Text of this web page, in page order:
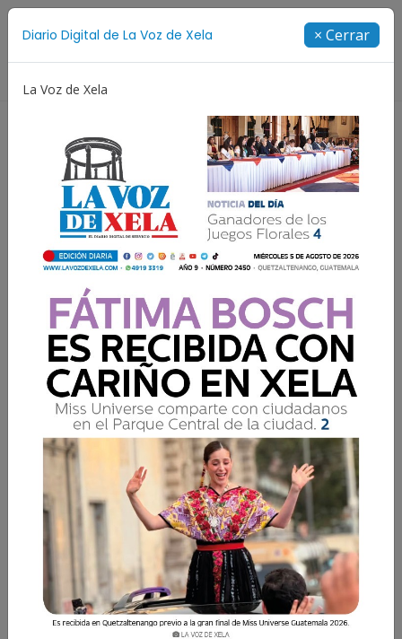
Diario Digital de La Voz de Xela × Cerrar
La Voz de Xela
Resultados para:Zona 2
ESTA ES LA EMPRESA QUE CLIMATIZARÁ LA
PISCINA DEL CENTRO RECREATIVO EL CHIRRIEZ
La comuna quetzalteca invertirá un cuarto de millón de
quetzales por climatizar la piscina del centro recreativo
“Danilo López” más conocido como El Chirriez, ubicado
en la zona 2 de Xela. El pasado 16 de diciembre el
concejo autorizó contratar a